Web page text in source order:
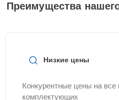
Преимущества
Низкие цены
Конкурентные цены на
комплектующих